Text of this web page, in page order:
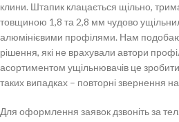
клини. Штапик клацається щільно,
товщиною 1,8 та 2,8 мм чудово
алюмінієвими профілями. Нам
рішення, які не врахували автори
асортиментом ущільнювачів це
таких випадках – повторні звернення
Для оформлення заявок дзвоніть за